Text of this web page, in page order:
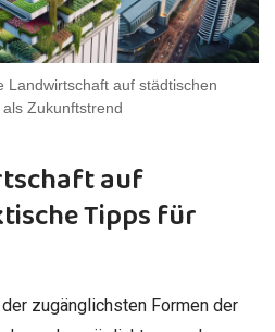
Landwirtschaft auf städtischen
Zukunftstrend
auf
Tipps für
zugänglichsten Formen der